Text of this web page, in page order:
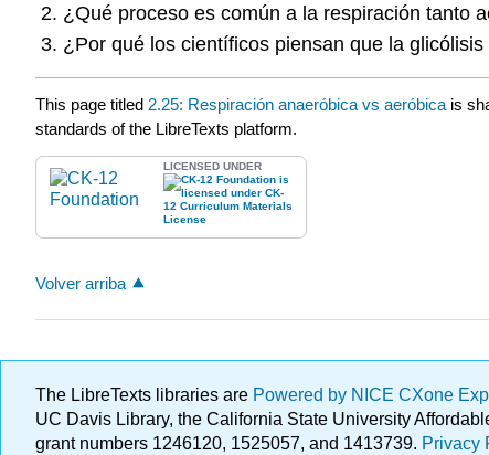
¿Qué proceso es común a la respiración tanto
¿Por qué los científicos piensan que la
This page titled 2.25: Respiración anaeróbica vs aeróbica is
standards of the LibreTexts platform.
LICENSED UNDER
Volver arriba
The LibreTexts libraries are Powered by NICE CXone
UC Davis Library, the California State University
grant numbers 1246120, 1525057, and 1413739. Privacy